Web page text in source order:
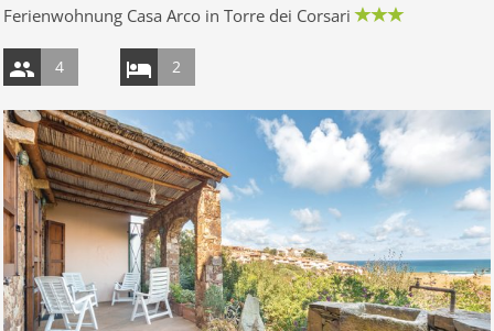
Ferienwohnung Casa Arco in Torre dei Corsari
4 2